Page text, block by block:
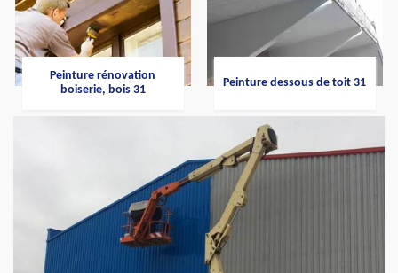
Peinture rénovation
boiserie, bois 31
Peinture dessous de toit 31